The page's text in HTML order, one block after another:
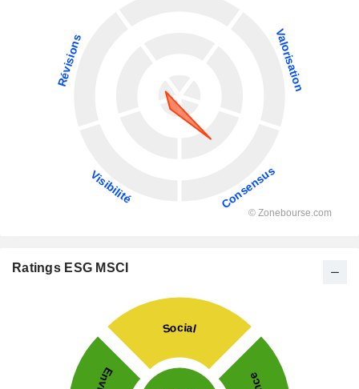
Ratings ESG MSCI